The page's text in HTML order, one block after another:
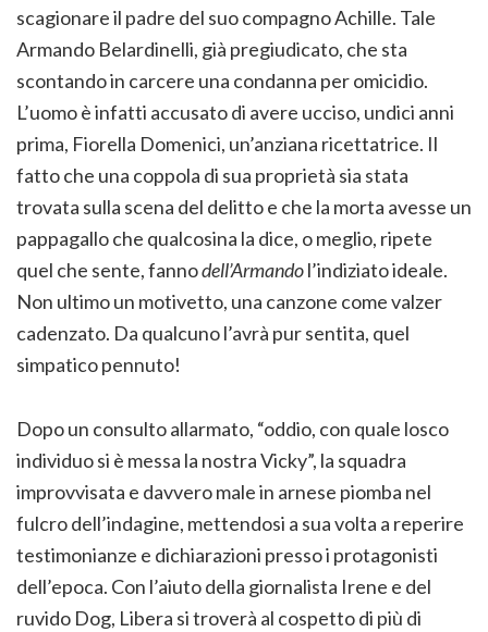
scagionare il padre del suo compagno Achille. Tale
Armando Belardinelli, già pregiudicato, che sta
scontando in carcere una condanna per omicidio.
L’uomo è infatti accusato di avere ucciso, undici anni
prima, Fiorella Domenici, un’anziana ricettatrice. Il
fatto che una coppola di sua proprietà sia stata
trovata sulla scena del delitto e che la morta avesse un
pappagallo che qualcosina la dice, o meglio, ripete
quel che sente, fannodell’Armandol’indiziato ideale.
Non ultimo un motivetto, una canzone come valzer
cadenzato. Da qualcuno l’avrà pur sentita, quel
simpatico pennuto!
Dopo un consulto allarmato, “oddio, con quale losco
individuo si è messa la nostra Vicky”, la squadra
improvvisata e davvero male in arnese piomba nel
fulcro dell’indagine, mettendosi a sua volta a reperire
testimonianze e dichiarazioni presso i protagonisti
dell’epoca. Con l’aiuto della giornalista Irene e del
ruvido Dog, Libera si troverà al cospetto di più di